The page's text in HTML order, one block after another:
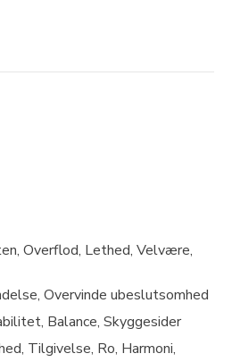
Overflod, Lethed, Velvære,
Overvinde ubeslutsomhed
Balance, Skyggesider
Tilgivelse, Ro, Harmoni,